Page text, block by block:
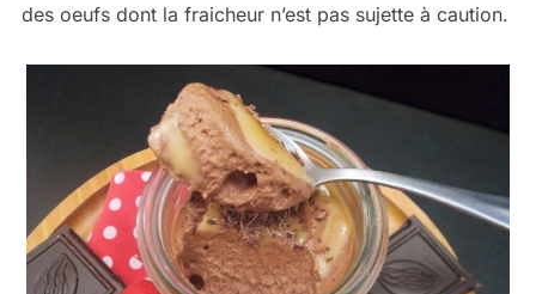
des oeufs dont la fraicheur n’est pas sujette à caution.